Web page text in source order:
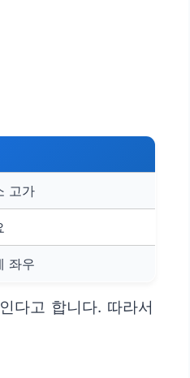
고가
좌우
다고 합니다. 따라서